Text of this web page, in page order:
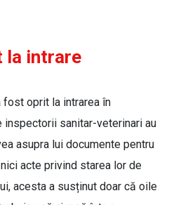
la intrare
fost oprit la intrarea în
inspectorii sanitar-veterinari au
asupra lui documente pentru
acte privind starea lor de
acesta a susținut doar că oile